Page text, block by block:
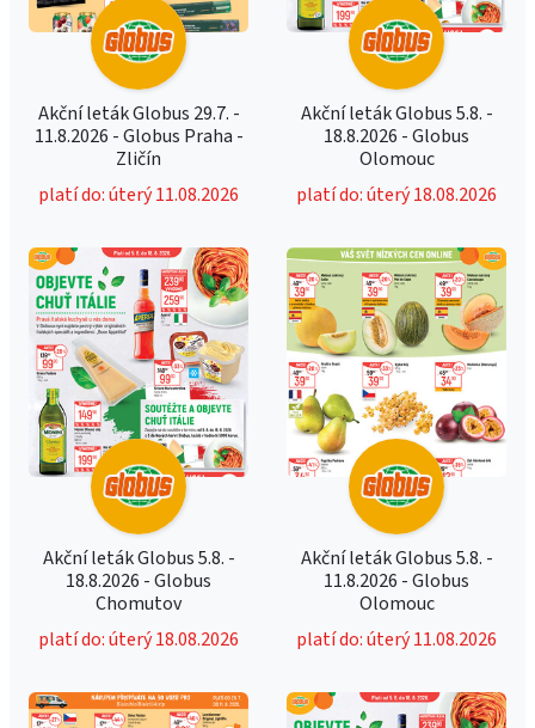
Akční leták Globus 29.7. -
11.8.2026 - Globus Praha -
Zličín
platí do: úterý 11.08.2026
Akční leták Globus 5.8. -
18.8.2026 - Globus
Olomouc
platí do: úterý 18.08.2026
Akční leták Globus 5.8. -
18.8.2026 - Globus
Chomutov
platí do: úterý 18.08.2026
Akční leták Globus 5.8. -
11.8.2026 - Globus
Olomouc
platí do: úterý 11.08.2026